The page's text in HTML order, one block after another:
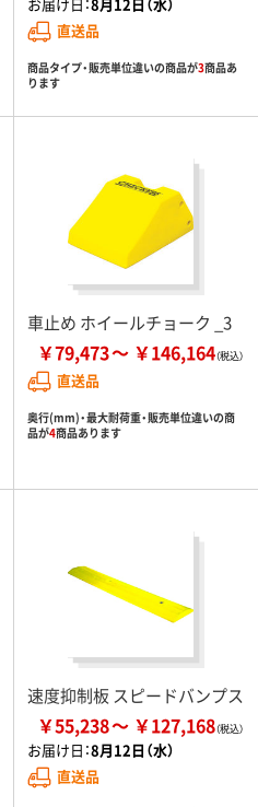
直送品
商品タイプ・販売単位違いの商品が3商品あ
ります
車止め ホイールチョーク _3
￥79,473 ￥146,164
直送品
奥行(mm)・最大耐荷重・販売単位違いの商
品が4商品あります
速度抑制板 スピードバンプス
￥55,238 ￥127,168
お届け日：8月12日（水）
直送品